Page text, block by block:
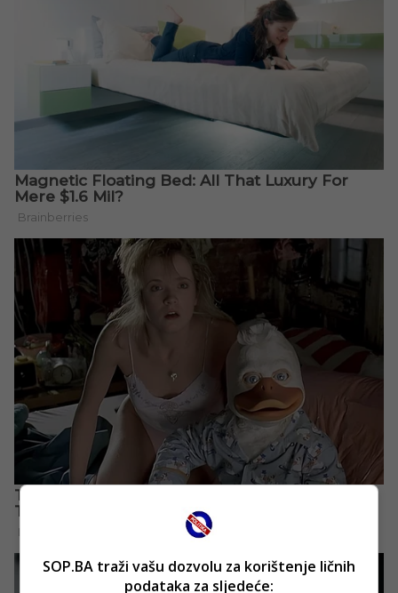
SOP.BA traži vašu dozvolu za korištenje ličnih
podataka za sljedeće: